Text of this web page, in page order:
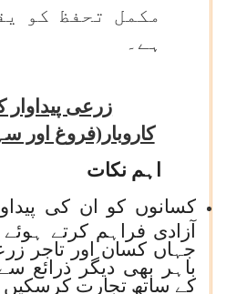
مکمل تحفظ کو
ہے۔
زرعی پیداوار
کاروبار(فروغ اور
اہم نکات
کسانوں کو ان کی
آزادی فراہم کرتے ہوئے
جہاں کسان اور تاجر
باہر بھی دیگر ذرائع
کے ساتھ تجارت کرسکیں۔